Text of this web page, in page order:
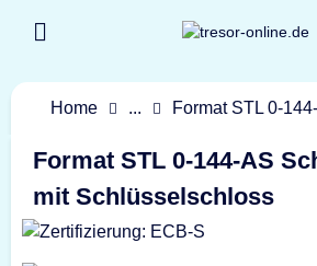
Home ... Format STL 0-
Format STL 0-144-AS
mit Schlüsselschloss